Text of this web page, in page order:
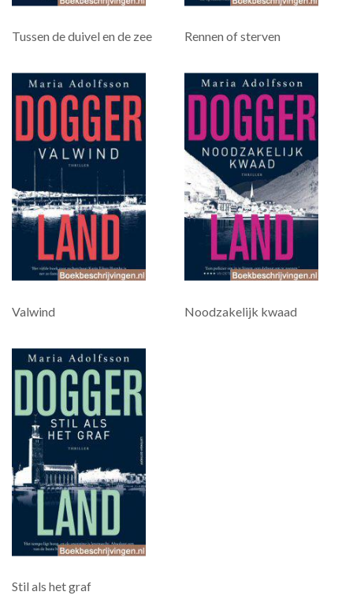
Tussen de duivel en de zee Rennen of sterven
Valwind Noodzakelijk kwaad
Stil als het graf